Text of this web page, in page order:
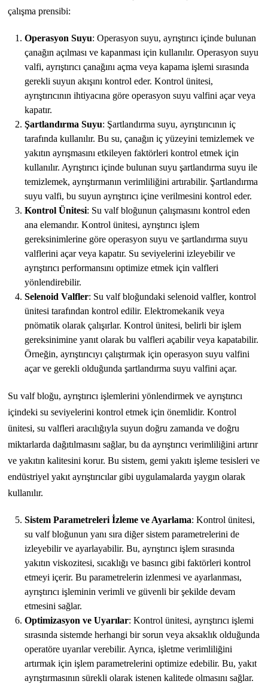
çalışma prensibi:
Operasyon Suyu: Operasyon suyu, ayrıştırıcı içinde bulunan
çanağın açılması ve kapanması için kullanılır. Operasyon suyu
valfi, ayrıştırıcı çanağını açma veya kapama işlemi sırasında
gerekli suyun akışını kontrol eder. Kontrol ünitesi,
ayrıştırıcının ihtiyacına göre operasyon suyu valfini açar veya
kapatır.
Şartlandırma Suyu: Şartlandırma suyu, ayrıştırıcının iç
tarafında kullanılır. Bu su, çanağın iç yüzeyini temizlemek ve
yakıtın ayrışmasını etkileyen faktörleri kontrol etmek için
kullanılır. Ayrıştırıcı içinde bulunan suyu şartlandırma suyu ile
temizlemek, ayrıştırmanın verimliliğini artırabilir. Şartlandırma
suyu valfi, bu suyun ayrıştırıcı içine verilmesini kontrol eder.
Kontrol Ünitesi: Su valf bloğunun çalışmasını kontrol eden
ana elemandır. Kontrol ünitesi, ayrıştırıcı işlem
gereksinimlerine göre operasyon suyu ve şartlandırma suyu
valflerini açar veya kapatır. Su seviyelerini izleyebilir ve
ayrıştırıcı performansını optimize etmek için valfleri
yönlendirebilir.
Selenoid Valfler: Su valf bloğundaki selenoid valfler, kontrol
ünitesi tarafından kontrol edilir. Elektromekanik veya
pnömatik olarak çalışırlar. Kontrol ünitesi, belirli bir işlem
gereksinimine yanıt olarak bu valfleri açabilir veya kapatabilir.
Örneğin, ayrıştırıcıyı çalıştırmak için operasyon suyu valfini
açar ve gerekli olduğunda şartlandırma suyu valfini açar.
Su valf bloğu, ayrıştırıcı işlemlerini yönlendirmek ve ayrıştırıcı
içindeki su seviyelerini kontrol etmek için önemlidir. Kontrol
ünitesi, su valfleri aracılığıyla suyun doğru zamanda ve doğru
miktarlarda dağıtılmasını sağlar, bu da ayrıştırıcı verimliliğini artırır
ve yakıtın kalitesini korur. Bu sistem, gemi yakıtı işleme tesisleri ve
endüstriyel yakıt ayrıştırıcılar gibi uygulamalarda yaygın olarak
kullanılır.
Sistem Parametreleri İzleme ve Ayarlama: Kontrol ünitesi,
su valf bloğunun yanı sıra diğer sistem parametrelerini de
izleyebilir ve ayarlayabilir. Bu, ayrıştırıcı işlem sırasında
yakıtın viskozitesi, sıcaklığı ve basıncı gibi faktörleri kontrol
etmeyi içerir. Bu parametrelerin izlenmesi ve ayarlanması,
ayrıştırıcı işleminin verimli ve güvenli bir şekilde devam
etmesini sağlar.
Optimizasyon ve Uyarılar: Kontrol ünitesi, ayrıştırıcı işlemi
sırasında sistemde herhangi bir sorun veya aksaklık olduğunda
operatöre uyarılar verebilir. Ayrıca, işletme verimliliğini
artırmak için işlem parametrelerini optimize edebilir. Bu, yakıt
ayrıştırmasının sürekli olarak istenen kalitede olmasını sağlar.